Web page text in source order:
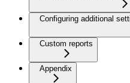
Configuring additional
Custom reports
Appendix